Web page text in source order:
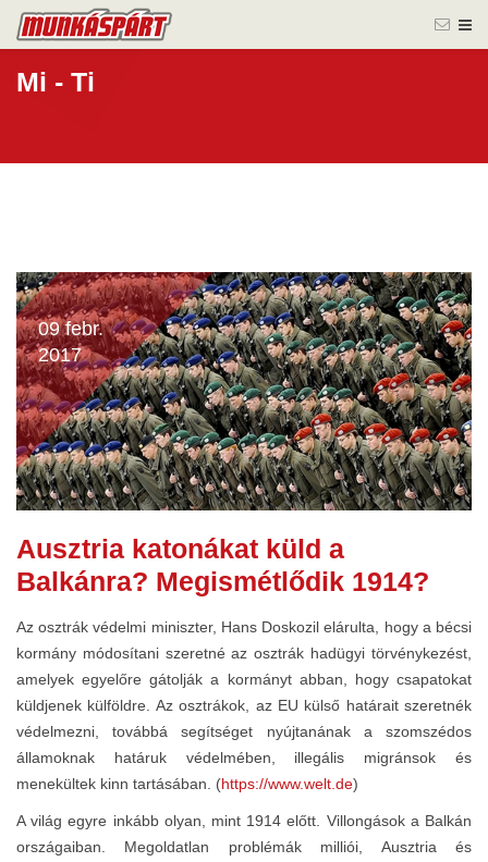
Mi - Ti
09 febr.
2017
Ausztria katonákat küld a
Balkánra? Megismétlődik 1914?
Az osztrák védelmi miniszter, Hans Doskozil elárulta, hogy a bécsi
kormány módosítani szeretné az osztrák hadügyi törvénykezést,
amelyek egyelőre gátolják a kormányt abban, hogy csapatokat
küldjenek külföldre. Az osztrákok, az EU külső határait szeretnék
védelmezni, továbbá segítséget nyújtanának a szomszédos
államoknak határuk védelmében, illegális migránsok és
menekültek kinn tartásában. (https://www.welt.de)
A világ egyre inkább olyan, mint 1914 előtt. Villongások a Balkán
országaiban. Megoldatlan problémák milliói, Ausztria és